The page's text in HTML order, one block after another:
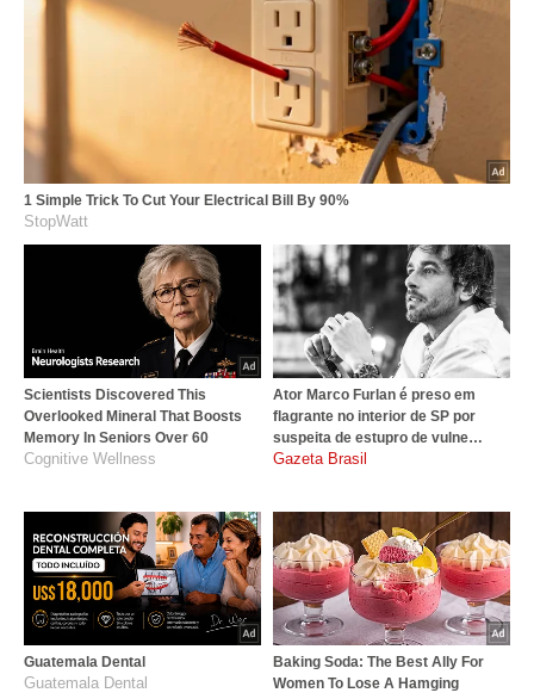
1 Simple Trick To Cut Your Electrical Bill By 90%
StopWatt
Scientists Discovered This
Overlooked Mineral That Boosts
Memory In Seniors Over 60
Cognitive Wellness
Ator Marco Furlan é preso em
flagrante no interior de SP por
suspeita de estupro de vulne…
gazetabrasil.com.br
Guatemala Dental
Guatemala Dental
Baking Soda: The Best Ally For
Women To Lose A Hamging